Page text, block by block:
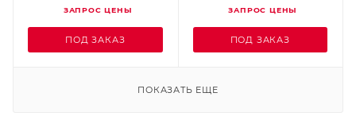
ЗАПРОС ЦЕНЫ
ПОД ЗАКАЗ
ЗАПРОС ЦЕНЫ
ПОД ЗАКАЗ
ПОКАЗАТЬ ЕЩЕ